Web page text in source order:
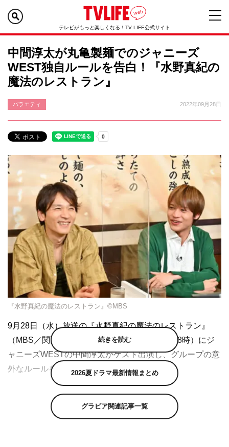
テレビがもっと楽しくなる！TV LIFE公式サイト
中間淳太が丸亀製麺でのジャニーズ
WEST独自ルールを告白！『水野真紀の
魔法のレストラン』
バラエティ 2022年09月28日
『水野真紀の魔法のレストラン』©MBS
9月28日（水）放送の『水野真紀の魔法のレストラン』
（MBS／関西ローカル 毎週水曜 午後7時〜8時）にジ
ャニーズWESTの中間淳太がゲスト出演し、グループの意
外なルールを明かす。
ェーン「丸亀製麺」の多彩なメニュー＆豊富な無料トッピ
ングを使い、オリジナルの“一番うまい食べ方”を公開する
続きを読む
2026夏ドラマ最新情報まとめ
グラビア関連記事一覧